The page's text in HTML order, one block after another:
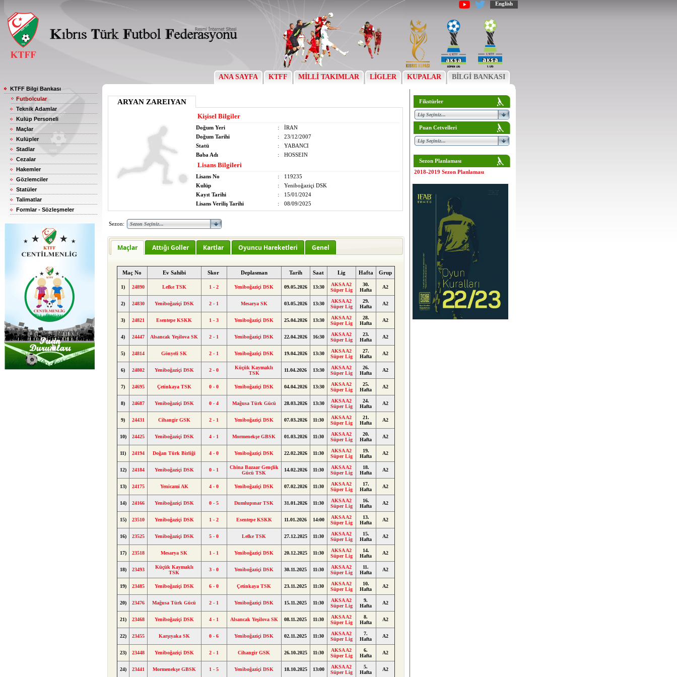
English
ANA SAYFA KTFF MİLLİ TAKIMLAR LİGLER KUPALAR BİLGİ BANKASI
KTFF Bilgi Bankası
Futbolcular
Teknik Adamlar
Kulüp Personeli
Maçlar
Kulüpler
Stadlar
Cezalar
Hakemler
Gözlemciler
Statüler
Talimatlar
Formlar - Sözleşmeler
ARYAN ZAREIYAN
Kişisel Bilgiler
Doğum Yeri :
İRAN
Doğum Tarihi
:
23/12/2007
Statü
:
YABANCI
Baba Adı
: HOSSEIN
Lisans Bilgileri
Lisans No :
119235
Kulüp
:
Yeniboğaziçi DSK
Kayıt Tarihi
:
15/01/2024
Lisans Veriliş Tarihi
: 08/09/2025
Sezon:
Maçlar Attığı Goller Kartlar Oyuncu Hareketleri Genel
Maç No Ev Sahibi Skor Deplasman Tarih Saat Lig Hafta Grup
1) 24890 Lefke TSK 1 - 2 Yeniboğaziçi DSK 09.05.2026 13:30
AKSA A2
Süper Lig
30.
Hafta
A2
2) 24830 Yeniboğaziçi DSK 2 - 1 Mesarya SK 03.05.2026 13:30
AKSA A2
Süper Lig
29.
Hafta
A2
3) 24821 Esentepe KSKK 1 - 3 Yeniboğaziçi DSK 25.04.2026 13:30
AKSA A2
Süper Lig
28.
Hafta
A2
4) 24447 Alsancak Yeşilova SK 2 - 1 Yeniboğaziçi DSK 22.04.2026 16:30
AKSA A2
Süper Lig
23.
Hafta
A2
5) 24814 Gönyeli SK 2 - 1 Yeniboğaziçi DSK 19.04.2026 13:30
AKSA A2
Süper Lig
27.
Hafta
A2
6) 24802 Yeniboğaziçi DSK 2 - 0
Küçük Kaymaklı
TSK
11.04.2026 13:30
AKSA A2
Süper Lig
26.
Hafta
A2
7) 24695 Çetinkaya TSK 0 - 0 Yeniboğaziçi DSK 04.04.2026 13:30
AKSA A2
Süper Lig
25.
Hafta
A2
8) 24687 Yeniboğaziçi DSK 0 - 4 Mağusa Türk Gücü 28.03.2026 13:30
AKSA A2
Süper Lig
24.
Hafta
A2
9) 24431 Cihangir GSK 2 - 1 Yeniboğaziçi DSK 07.03.2026 11:30
AKSA A2
Süper Lig
21.
Hafta
A2
10) 24425 Yeniboğaziçi DSK 4 - 1 Mormenekşe GBSK 01.03.2026 11:30
AKSA A2
Süper Lig
20.
Hafta
A2
11) 24194 Doğan Türk Birliği 4 - 0 Yeniboğaziçi DSK 22.02.2026 11:30
AKSA A2
Süper Lig
19.
Hafta
A2
12) 24184 Yeniboğaziçi DSK 0 - 1
China Bazaar Gençlik
Gücü TSK
14.02.2026 11:30
AKSA A2
Süper Lig
18.
Hafta
A2
13) 24175 Yenicami AK 4 - 0 Yeniboğaziçi DSK 07.02.2026 11:30
AKSA A2
Süper Lig
17.
Hafta
A2
14) 24166 Yeniboğaziçi DSK 0 - 5 Dumlupınar TSK 31.01.2026 11:30
AKSA A2
Süper Lig
16.
Hafta
A2
15) 23510 Yeniboğaziçi DSK 1 - 2 Esentepe KSKK 11.01.2026 14:00
AKSA A2
Süper Lig
13.
Hafta
A2
16) 23525 Yeniboğaziçi DSK 5 - 0 Lefke TSK 27.12.2025 11:30
AKSA A2
Süper Lig
15.
Hafta
A2
17) 23518 Mesarya SK 1 - 1 Yeniboğaziçi DSK 20.12.2025 11:30
AKSA A2
Süper Lig
14.
Hafta
A2
18) 23493
Küçük Kaymaklı
TSK
3 - 0 Yeniboğaziçi DSK 30.11.2025 11:30
AKSA A2
Süper Lig
11.
Hafta
A2
19) 23485 Yeniboğaziçi DSK 6 - 0 Çetinkaya TSK 23.11.2025 11:30
AKSA A2
Süper Lig
10.
Hafta
A2
20) 23476 Mağusa Türk Gücü 2 - 1 Yeniboğaziçi DSK 15.11.2025 11:30
AKSA A2
Süper Lig
9.
Hafta
A2
21) 23468 Yeniboğaziçi DSK 4 - 1 Alsancak Yeşilova SK 08.11.2025 11:30
AKSA A2
Süper Lig
8.
Hafta
A2
22) 23455 Karşıyaka SK 0 - 6 Yeniboğaziçi DSK 02.11.2025 11:30
AKSA A2
Süper Lig
7.
Hafta
A2
23) 23448 Yeniboğaziçi DSK 2 - 1 Cihangir GSK 26.10.2025 11:30
AKSA A2
Süper Lig
6.
Hafta
A2
24) 23441 Mormenekşe GBSK 1 - 5 Yeniboğaziçi DSK 18.10.2025 13:00
AKSA A2
Süper Lig
5.
Hafta
A2
Fikstürler
Puan Cetvelleri
Sezon Planlaması
2018-2019 Sezon Planlaması